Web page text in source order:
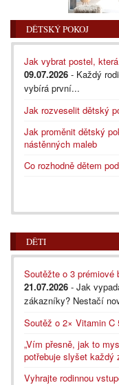
DĚTSKÝ POKOJ
Jak vybrat postel,
09.07.2026 - Každý
vybírá první...
Jak rozveselit dětský
Jak proměnit dětský
nástěnných maleb
Co rozhodně dětem
DĚTI
Soutěžte o 3 prémiové
21.07.2026 - Jak
zákazníky? Nestačí
Soutěž o 2× Vitamin C
„Vím přesně, jak to
potřebuje slyšet každý
Vyhrajte rodinnou